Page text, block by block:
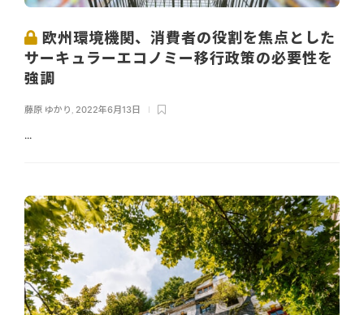
欧州環境機関、消費者の役割を焦点とした
サーキュラーエコノミー移行政策の必要性を
強調
藤原 ゆかり , 2022年6月13日
...